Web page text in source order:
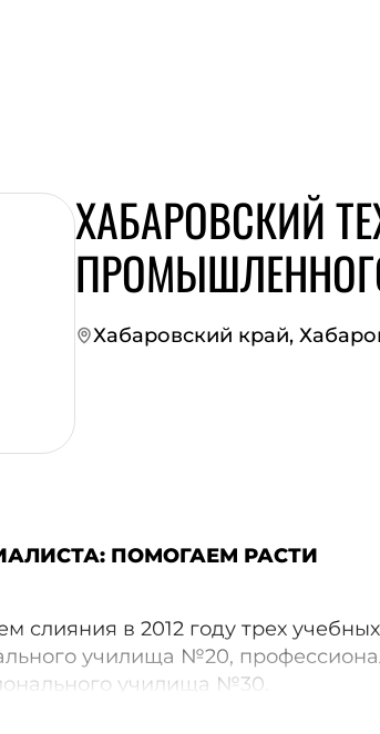
ХАБАРОВСКИЙ
Хабаровский край,
ПОМОГАЕМ РАСТИ
слияния в 2012 году трех учебных
училища №20,
училища №30.
более 18 тыс.